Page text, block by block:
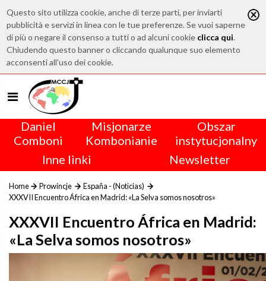
Questo sito utilizza cookie, anche di terze parti, per inviarti
pubblicità e servizi in linea con le tue preferenze. Se vuoi saperne
di più o negare il consenso a tutti o ad alcuni cookie clicca qui.
Chiudendo questo banner o cliccando qualunque suo elemento
acconsenti all'uso dei cookie.
Daniel
Comboni
Misjonarze
Kombonianie
Obszar
instytucjonalny
Inne linki
Newsletter
Home Prowincje
España - (Noticias)
XXXVII Encuentro África en Madrid: «La Selva somos nosotros»
XXXVII Encuentro África en Madrid:
«La Selva somos nosotros»